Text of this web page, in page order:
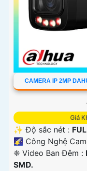
CAMERA IP 2MP
Giá
✨ Độ sắc nét :
🌠 Công Nghệ
❈ Video Ban Đêm :
SMD.